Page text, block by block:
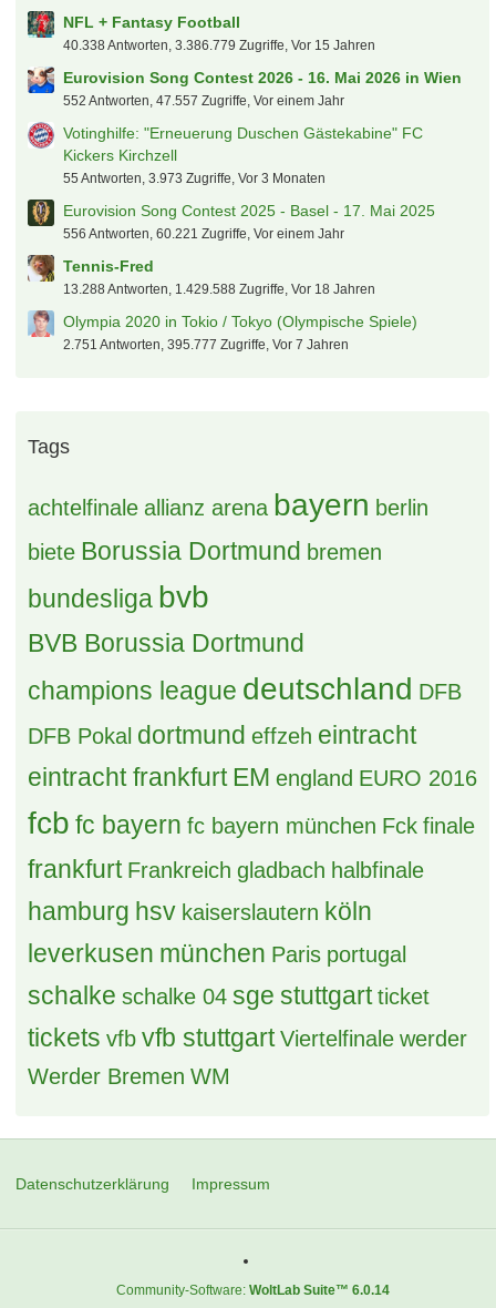
NFL + Fantasy Football
40.338 Antworten, 3.386.779 Zugriffe, Vor 15 Jahren
Eurovision Song Contest 2026 - 16. Mai 2026 in Wien
552 Antworten, 47.557 Zugriffe, Vor einem Jahr
Votinghilfe: "Erneuerung Duschen Gästekabine" FC
Kickers Kirchzell
55 Antworten, 3.973 Zugriffe, Vor 3 Monaten
Eurovision Song Contest 2025 - Basel - 17. Mai 2025
556 Antworten, 60.221 Zugriffe, Vor einem Jahr
Tennis-Fred
13.288 Antworten, 1.429.588 Zugriffe, Vor 18 Jahren
Olympia 2020 in Tokio / Tokyo (Olympische Spiele)
2.751 Antworten, 395.777 Zugriffe, Vor 7 Jahren
Tags
achtelfinale allianz arena bayern berlin
biete Borussia Dortmund bremen
bundesliga bvb
BVB Borussia Dortmund
champions league deutschland DFB
DFB Pokal dortmund effzeh eintracht
eintracht frankfurt EM england EURO 2016
fcb fc bayern fc bayern münchen Fck finale
frankfurt Frankreich gladbach halbfinale
hamburg hsv kaiserslautern köln
leverkusen münchen Paris portugal
schalke schalke 04 sge stuttgart ticket
tickets vfb vfb stuttgart Viertelfinale werder
Werder Bremen WM
Datenschutzerklärung Impressum
Community-Software: WoltLab Suite™ 6.0.14